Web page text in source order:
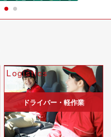
3 4
Logistics
ドライバー・軽作業